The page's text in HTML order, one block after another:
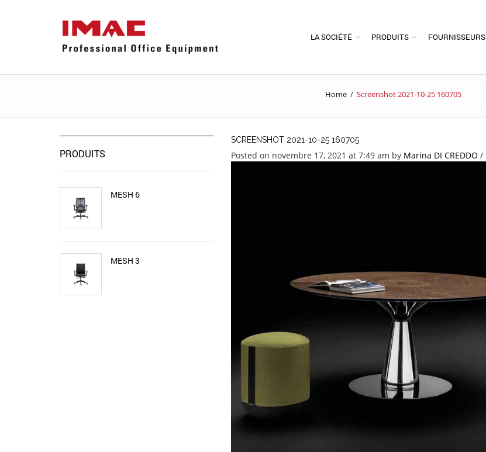
LA SOCIÉTÉ PRODUITS FOURNISSEURS
Home / Screenshot 2021-10-25 160705
SCREENSHOT 2021-10-25 160705
Posted on novembre 17, 2021 at 7:49 am by Marina DI CREDDO /
PRODUITS
MESH 6
MESH 3